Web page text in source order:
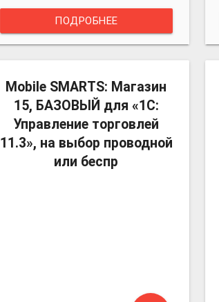
ПОДРОБНЕЕ
more_vert
Mobile SMARTS: Магазин
15, БАЗОВЫЙ для «1С:
Управление торговлей
11.3», на выбор проводной
или беспр